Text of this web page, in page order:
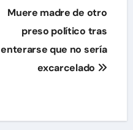
Muere madre de otro
preso político tras
enterarse que no sería
excarcelado